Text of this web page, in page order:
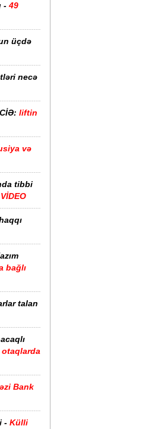
- 49
üçdə
necə
liftin
və
tibbi
VİDEO
bağlı
talan
otaqlarda
Bank
- Külli